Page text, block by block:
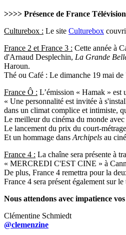
>>>> Présence de France
Culturebox : Le site Culturebox
France 2 et France 3 : Cette année à
d'Arnaud Desplechin, La Grande
Haroun.
Thé ou Café : Le dimanche 19 mai
France Ô : L’émission « Hamak » est
« Une personnalité est invitée à
dans un climat complice et intimiste,
Le meilleur du cinéma du monde avec
Le lancement du prix du court-
Et un hommage dans Archipels au
France 4 : La chaîne sera présente à
« MERCREDI C'EST CINE » à
De plus, France 4 remettra pour la
France 4 sera présent également sur
Nous attendons avec impatience
Clémentine Schmiedt
@clemenzine